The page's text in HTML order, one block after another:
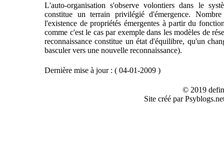
L'auto-organisation s'observe volontiers dans le
constitue un terrain privilégié d'émergence.
l'existence de propriétés émergentes à partir du
comme c'est le cas par exemple dans les modèles de
reconnaissance constitue un état d'équilibre, qu'un
basculer vers une nouvelle reconnaissance).
Dernière mise à jour : ( 04-01-2009 )
© 2019
Site créé par